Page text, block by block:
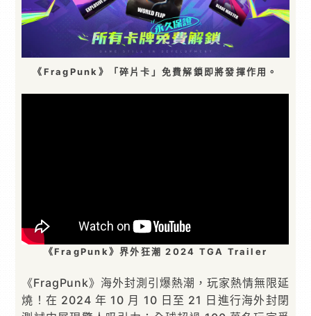
《FragPunk》「碎片卡」免費解鎖即將發揮作用。
《FragPunk》界外狂潮 2024 TGA Trailer
《FragPunk》海外封測引爆熱潮，玩家熱情無限延
燒！在 2024 年 10 月 10 日至 21 日進行海外封閉